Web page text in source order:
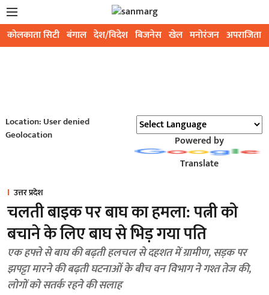
कोलकाता सिटी बंगाल देश/विदेश बिजनेस खेल मनोरंजन अपराजिता
Location: User denied
Geolocation
Powered by
Translate
उत्तर प्रदेश
चलती बाइक पर बाघ का हमला: पत्नी को
बचाने के लिए बाघ से भिड़ गया पति
एक हफ्ते से बाघ की बढ़ती हलचल से दहशत में ग्रामीण, सड़क पर
झपट्टा मारने की बढ़ती घटनाओं के बीच वन विभाग ने गश्त तेज की,
लोगों को सतर्क रहने की सलाह